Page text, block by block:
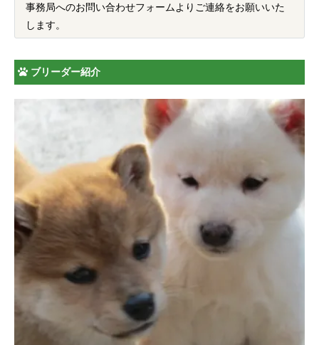
事務局へのお問い合わせフォームよりご連絡をお願いいた
します。
ブリーダー紹介